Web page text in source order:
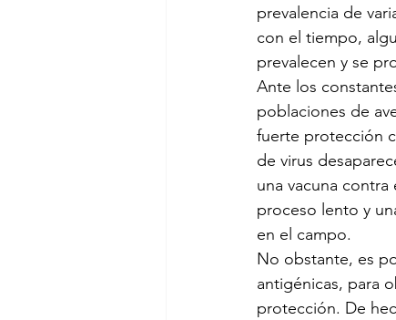
prevalencia de
con el tiempo,
prevalecen y se
Ante los
poblaciones de
fuerte protección
de virus
una vacuna contra
proceso lento y
en el campo.
No obstante, es
antigénicas, para
protección. De